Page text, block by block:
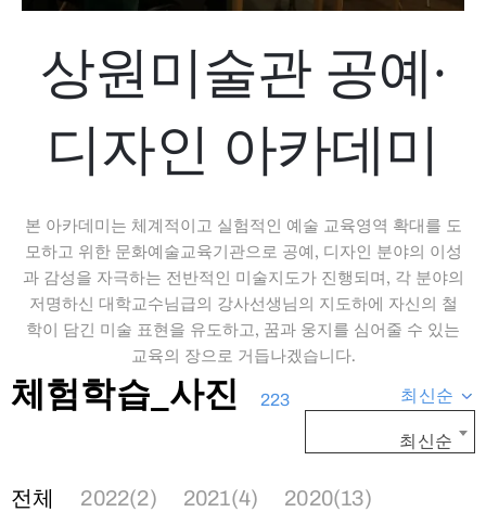
상원미술관 공예·
디자인 아카데미
본 아카데미는 체계적이고 실험적인 예술 교육영역 확대를 도
모하고 위한 문화예술교육기관으로 공예, 디자인 분야의 이성
과 감성을 자극하는 전반적인 미술지도가 진행되며, 각 분야의
저명하신 대학교수님급의 강사선생님의 지도하에 자신의 철
학이 담긴 미술 표현을 유도하고, 꿈과 웅지를 심어줄 수 있는
교육의 장으로 거듭나겠습니다.
체험학습_사진 223 최신순
최신순
전체 2022(2) 2021(4)
2020(13)